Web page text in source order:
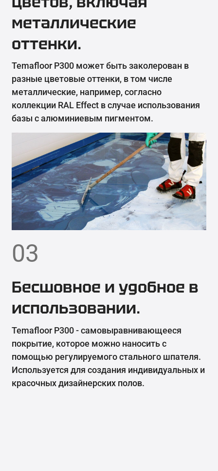
металлические
оттенки.
Temafloor P300 может быть заколерован в
разные цветовые оттенки, в том числе
металлические, например, согласно
коллекции RAL Effect в случае использования
базы с алюминиевым пигментом.
03
Бесшовное и удобное в
использовании.
Temafloor P300 - самовыравнивающееся
покрытие, которое можно наносить с
помощью регулируемого стального шпателя.
Используется для создания индивидуальных и
красочных дизайнерских полов.